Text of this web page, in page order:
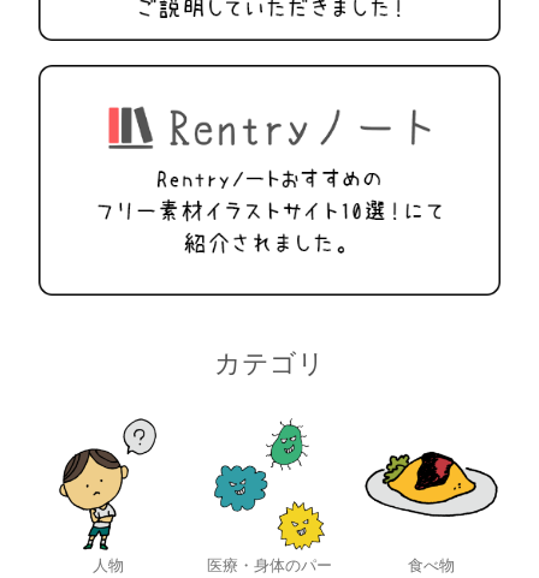
カテゴリ
人物
医療・身体のパー
食べ物